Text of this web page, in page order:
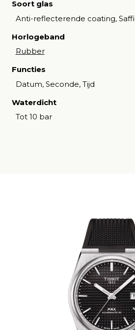
Soort glas
Anti-reflecterende coating,
Horlogeband
Rubber
Functies
Datum, Seconde, Tijd
Waterdicht
Tot 10 bar